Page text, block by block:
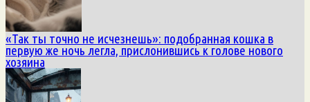
«Так ты точно не исчезнешь»: подобранная кошка в
первую же ночь легла, прислонившись к голове нового
хозяина